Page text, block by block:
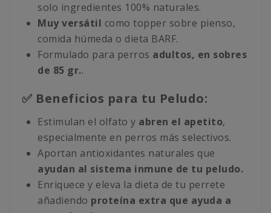
solo ingredientes 100% naturales.
Muy versátil como topper sobre pienso,
comida húmeda o dieta BARF.
Formulado para perros adultos, en sobres
de 85 gr..
✅ Beneficios para tu Peludo:
Estimulan el olfato y abren el apetito,
especialmente en perros más selectivos.
Aportan antioxidantes naturales que
ayudan al sistema inmune de tu peludo.
Enriquece y eleva la dieta de tu perrete
añadiendo proteína extra que ayuda a